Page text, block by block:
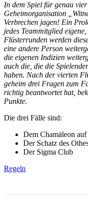
In dem Spiel für genau
Geheimorganisation
Verbrechen jagen! Ein
jedes Teammitglied
Flüsterrunden werden
eine andere Person
die eigenen Indizien
auch die, die die
haben. Nach der vierten
geheim drei Fragen zum
richtig beantwortet hat,
Punkte.
Die drei Fälle sind:
Dem Chamäleon
Der Schatz des
Der Sigma Club
Regeln